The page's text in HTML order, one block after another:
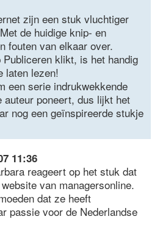
zijn een stuk vluchtiger
de huidige knip- en
fouten van elkaar over.
klikt, is het handig
laten lezen!
een serie indrukwekkende
auteur poneert, dus lijkt het
nog een geïnspireerde stukje
11:36
reageert op het stuk dat
van managersonline.
dat ze heeft
passie voor de Nederlandse